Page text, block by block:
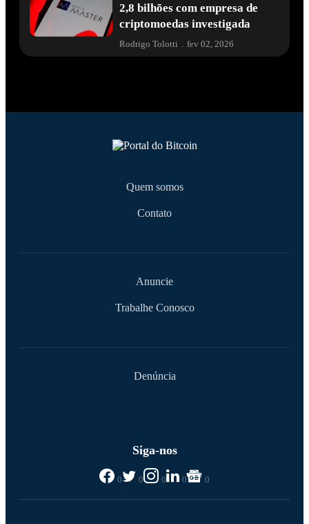
2,8 bilhões com empresa de
criptomoedas investigada
Rodrigo Tolotti fev 02, 2026
Quem somos
Contato
Anuncie
Trabalhe Conosco
Denúncia
Siga-nos
0 0 0 0 0